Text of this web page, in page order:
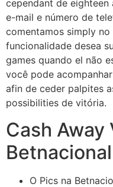
cependant de
e-mail e número de
comentamos simply
funcionalidade desea
games quando el não
você pode
afin de ceder palpites
possibilities de vitória.
Cash Away
Betnacional
O Pics na